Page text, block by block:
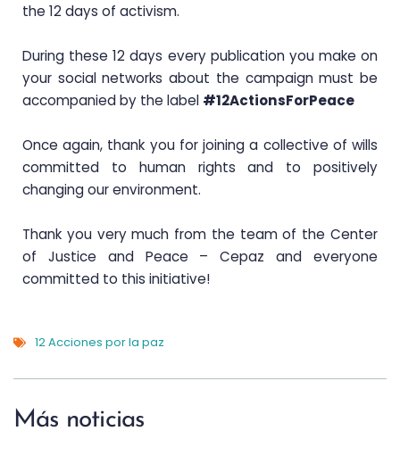
the 12 days of activism.
During these 12 days every publication you make on
your social networks about the campaign must be
accompanied by the label #12ActionsForPeace
Once again, thank you for joining a collective of wills
committed to human rights and to positively
changing our environment.
Thank you very much from the team of the Center
of Justice and Peace – Cepaz and everyone
committed to this initiative!
12 Acciones por la paz
Más noticias